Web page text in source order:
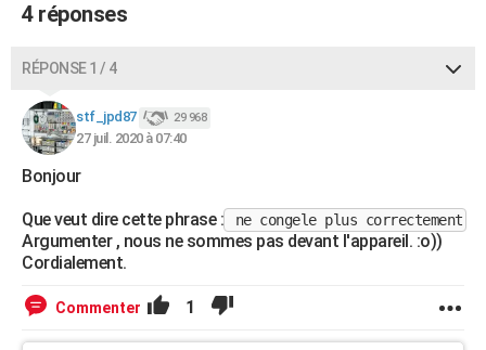
COPAINS D'AVANT
S'inscrire
Se connecter
Lycées
Collèges
Primaires
Universités
Entreprises
Service militaire
Avis de recherche
AVIS DE DÉCÈS
FORUM
Bricolage
Lifestyle
Culture
Sport
Auto
Television
Voyage
Cinema
4 réponses
RÉPONSE 1 / 4
stf_jpd87 29 968
27 juil. 2020 à 07:40
Bonjour
Que veut dire cette phrase : ne congele plus correctement
Argumenter , nous ne sommes pas devant l'appareil. :o))
Cordialement.
Commenter 1